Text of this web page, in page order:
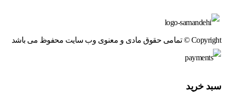
Copyright © تمامی حقوق مادی و معنوی وب سایت محفوظ می باشد
سبد خرید